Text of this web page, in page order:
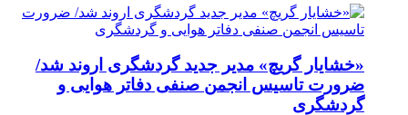
«خشایار گریچ» مدیر جدید گردشگری اروند شد/
ضرورت تاسیس انجمن صنفی دفاتر هوایی و
گردشگری